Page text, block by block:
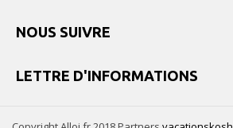
NOUS SUIVRE
LETTRE D'INFORMATIONS